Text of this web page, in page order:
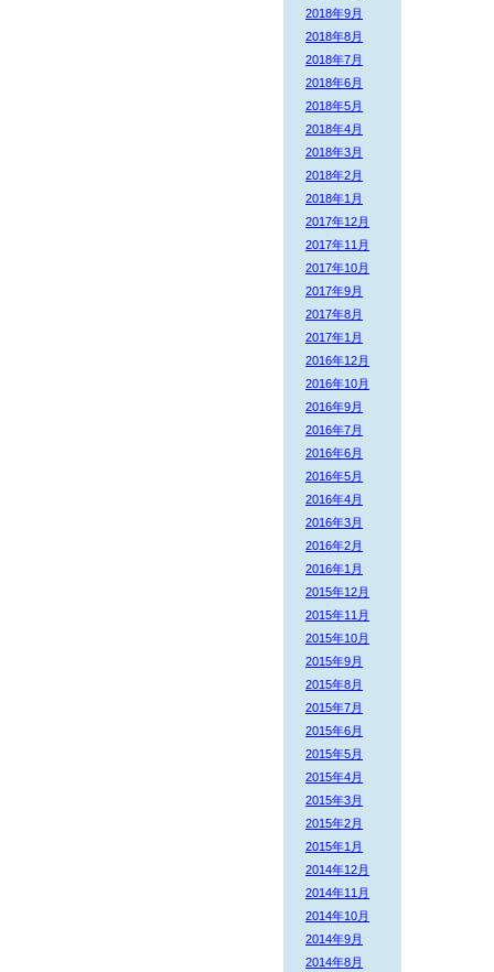
2018年9月
2018年8月
2018年7月
2018年6月
2018年5月
2018年4月
2018年3月
2018年2月
2018年1月
2017年12月
2017年11月
2017年10月
2017年9月
2017年8月
2017年1月
2016年12月
2016年10月
2016年9月
2016年7月
2016年6月
2016年5月
2016年4月
2016年3月
2016年2月
2016年1月
2015年12月
2015年11月
2015年10月
2015年9月
2015年8月
2015年7月
2015年6月
2015年5月
2015年4月
2015年3月
2015年2月
2015年1月
2014年12月
2014年11月
2014年10月
2014年9月
2014年8月